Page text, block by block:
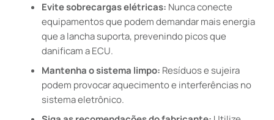
Evite sobrecargas elétricas: Nunca conecte
equipamentos que podem demandar mais energia
que a lancha suporta, prevenindo picos que
danificam a ECU.
Mantenha o sistema limpo: Resíduos e sujeira
podem provocar aquecimento e interferências no
sistema eletrônico.